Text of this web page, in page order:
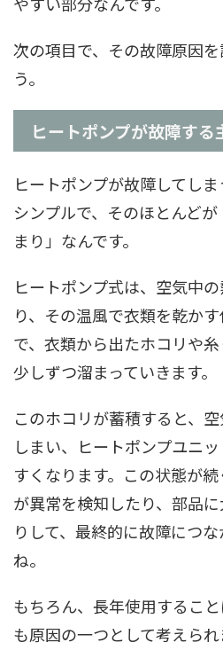
次の項目で、その故障原因
う。
ヒートポンプが故障する
ヒートポンプが故障してし
シンプルで、そのほとんど
まり」なんです。
ヒートポンプ式は、空気中
り、その温風で衣類を乾か
で、衣類から出たホコリや
少しずつ溜まっていきます。
このホコリが蓄積すると、
しまい、ヒートポンプユニ
すくなります。この状態が
が異常を検知したり、部品
りして、最終的に故障につ
ね。
もちろん、長年使用するこ
も原因の一つとして考えら